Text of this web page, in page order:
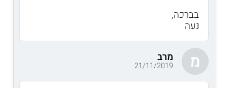
בברכה,
נעה
מ מרב
21/11/2019